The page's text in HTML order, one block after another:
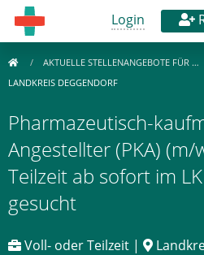
Login
AKTUELLE STELLENANGEBOTE FÜR …
LANDKREIS DEGGENDORF
Pharmazeutisch-
Angestellter (PKA)
Teilzeit ab sofort im
gesucht
Voll- oder Teilzeit |